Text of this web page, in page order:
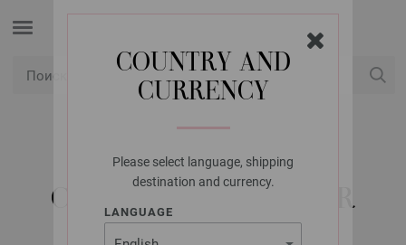
COUNTRY AND
CURRENCY
Please select language, shipping
destination and currency.
LANGUAGE
LANA GROSSA
COOL MERINO COLOR